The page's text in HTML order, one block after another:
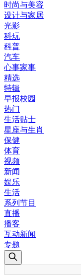
时尚与美容
设计与家居
光影
科玩
科普
汽车
心事家事
精选
特辑
早报校园
热门
生活贴士
星座与生肖
保健
体育
视频
新闻
娱乐
生活
系列节目
直播
播客
互动新闻
专题